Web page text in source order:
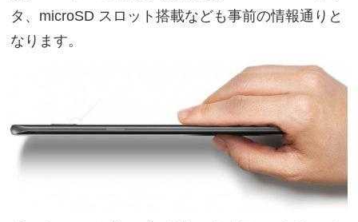
タ、microSD スロット搭載なども事前の情報通りと
なります。